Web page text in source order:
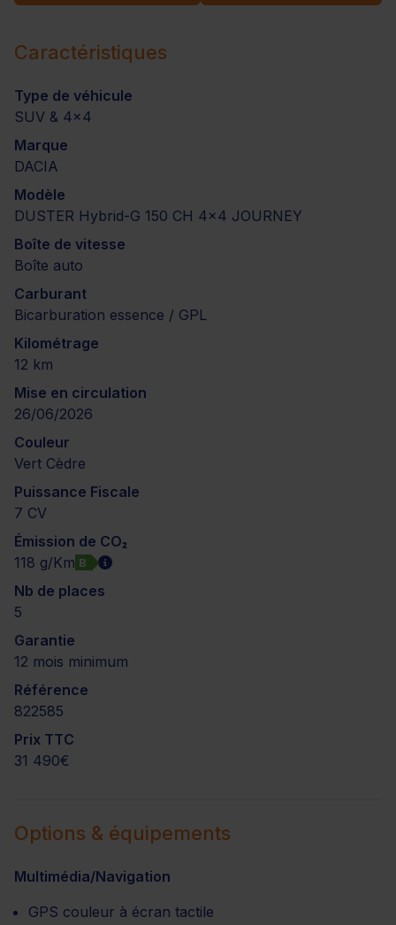
Caractéristiques
Type de véhicule
SUV & 4x4
Marque
DACIA
Modèle
DUSTER Hybrid-G 150 CH 4x4 JOURNEY
Boîte de vitesse
Boîte auto
Carburant
Bicarburation essence / GPL
Kilométrage
12 km
Mise en circulation
26/06/2026
Couleur
Vert Cèdre
Puissance Fiscale
7 CV
Émission de CO₂
118 g/Km B
Nb de places
5
Garantie
12 mois minimum
Référence
822585
Prix TTC
31 490€
Options & équipements
Multimédia/Navigation
GPS couleur à écran tactile